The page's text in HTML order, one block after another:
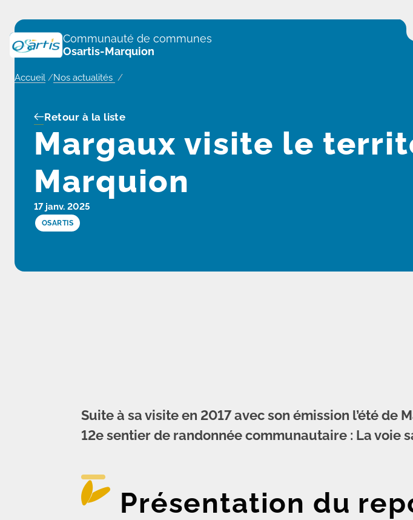
Communauté de communes
Osartis-Marquion
Accueil /Nos actualités /
Margaux visite le
Marquion
Retour à la liste
17 janv. 2025
OSARTIS
Suite à sa visite en 2017 avec son émission l’été
12e sentier de randonnée communautaire : La voie
Présentation du